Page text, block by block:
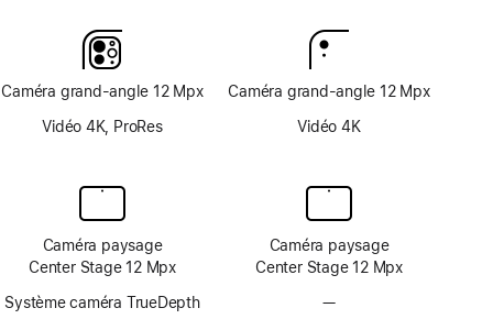
Caméra grand-angle 12 Mpx
Vidéo 4K, ProRes
Caméra paysage
Center Stage 12 Mpx
Système caméra TrueDepth
Caméra grand-angle 12 Mpx
Vidéo 4K
Caméra paysage
Center Stage 12 Mpx
—Système